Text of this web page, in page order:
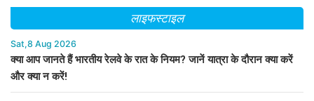
लाइफस्टाइल
Sat,8 Aug 2026
क्या आप जानते हैं भारतीय रेलवे के रात के नियम? जानें यात्रा के दौरान क्या करें
और क्या न करें!